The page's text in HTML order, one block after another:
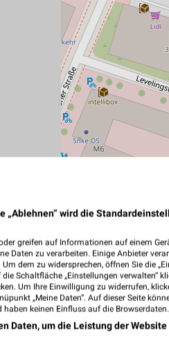
in dieser Filiale
vor 10 Stunden
Lidl
Gültig von
„Ablehnen“ wird die
greifen auf Informationen auf einem
Daten zu verarbeiten. Einige Anbieter
dem zu widersprechen, öffnen Sie die
Schaltfläche „Einstellungen verwalten“
Um Ihre Einwilligung zu widerrufen,
„Meine Daten“. Auf dieser Seite
keinen Einfluss auf die Browserdaten.
Daten, um die Leistung der